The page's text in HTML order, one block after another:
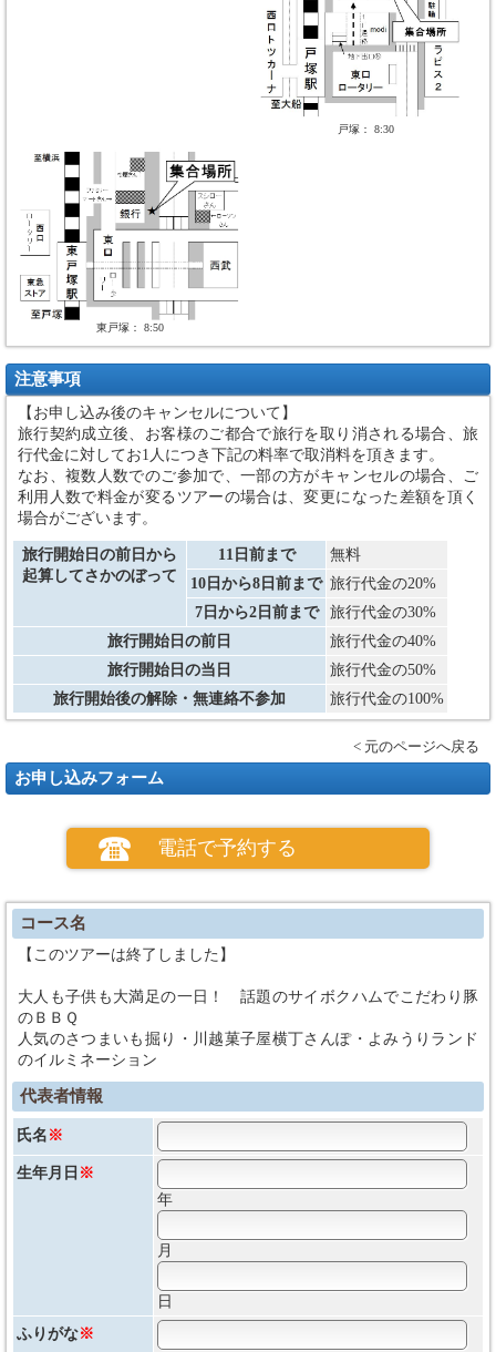
戸塚： 8:30
東戸塚： 8:50
注意事項
【お申し込み後のキャンセルについて】
旅行契約成立後、お客様のご都合で旅行を取り消される場合、旅
行代金に対してお1人につき下記の料率で取消料を頂きます。
なお、複数人数でのご参加で、一部の方がキャンセルの場合、ご
利用人数で料金が変るツアーの場合は、変更になった差額を頂く
場合がございます。
旅行開始日の前日から
起算してさかのぼって
11日前まで
無料
10日から8日前まで 旅行代金の20%
7日から2日前まで
旅行代金の30%
旅行開始日の前日
旅行代金の40%
旅行開始日の当日
旅行代金の50%
旅行開始後の解除・無連絡不参加
旅行代金の100%
< 元のページへ戻る
お申し込みフォーム
電話で予約する
コース名
【このツアーは終了しました】
大人も子供も大満足の一日！ 話題のサイボクハムでこだわり豚
のＢＢＱ
人気のさつまいも掘り・川越菓子屋横丁さんぽ・よみうりランド
のイルミネーション
代表者情報
氏名 ※
生年月日 ※
年
月
日
ふりがな※